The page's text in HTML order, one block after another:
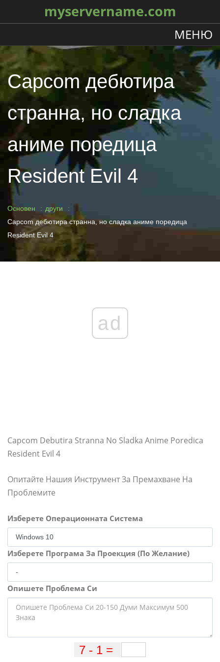
myservername.com
МЕНЮ
Capcom дебютира
странна, но сладка
аниме поредица
Resident Evil 4
Основен
други
Capcom дебютира странна, но сладка аниме поредица
Resident Evil 4
ad
Capcom Debutira Stranna No Sladka Anime Poredica
Resident Evil 4
Опитайте Нашия Инструмент За Премахване На
Проблемите
Изберете Операционната Система
Изберете Програма За Проекция (По Желание)
Опишете Проблема Си